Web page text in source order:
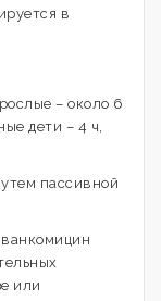
в
– около 6
дети – 4 ч,
пассивной
или